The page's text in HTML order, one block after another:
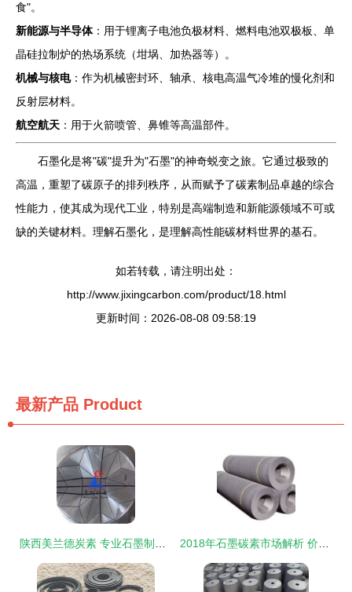
食"。
新能源与半导体：用于锂离子电池负极材料、燃料电池双极板、单
晶硅拉制炉的热场系统（坩埚、加热器等）。
机械与核电：作为机械密封环、轴承、核电高温气冷堆的慢化剂和
反射层材料。
航空航天 ：用于火箭喷管、鼻锥等高温部件。
石墨化是将"碳"提升为"石墨"的神奇蜕变之旅。它通过极致的
高温，重塑了碳原子的排列秩序，从而赋予了碳素制品卓越的综合
性能力，使其成为现代工业，特别是高端制造和新能源领域不可或
缺的关键材料。理解石墨化，是理解高性能碳材料世界的基石。
如若转载，请注明出处：
http://www.jixingcarbon.com/product/18.html
更新时间：2026-08-08 09:58:19
最新产品 Product